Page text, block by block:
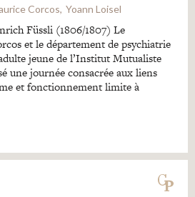
Corcos Yoann Loisel
Füssli (1806/1807) Le
et le département de psychiatrie
jeune de l’Institut Mutualiste
une journée consacrée aux liens
et fonctionnement limite à